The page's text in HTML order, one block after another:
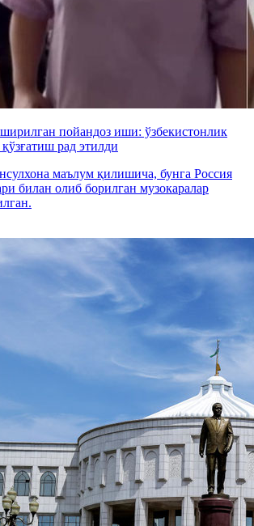
пойандоз иши: ўзбекистонлик
рад этилди
маълум қилишича, бунга Россия
билан олиб борилган музокаралар